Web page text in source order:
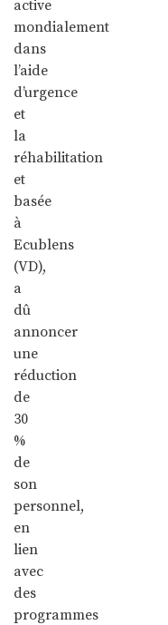
active
mondialement
dans
l’aide
d’urgence
et
la
réhabilitation
et
basée
à
Ecublens
(VD),
a
dû
annoncer
une
réduction
de
30
%
de
son
personnel,
en
lien
avec
des
programmes